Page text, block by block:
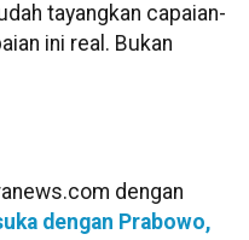
tayangkan capaian-
ini real. Bukan
dengan
dengan Prabowo,